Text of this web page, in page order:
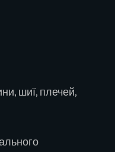
шиї, плечей,